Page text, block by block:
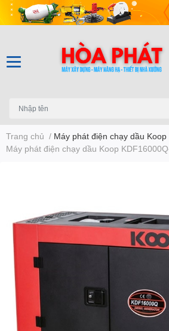
Trang chủ / Máy phát điện chạy dầu Koop
Máy phát điện chạy dầu Koop